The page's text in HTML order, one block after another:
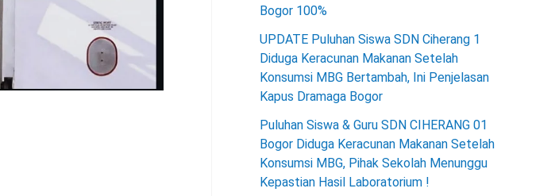
Bogor 100%
UPDATE Puluhan Siswa SDN Ciherang 1
Diduga Keracunan Makanan Setelah
Konsumsi MBG Bertambah, Ini Penjelasan
Kapus Dramaga Bogor
Puluhan Siswa & Guru SDN CIHERANG 01
Bogor Diduga Keracunan Makanan Setelah
Konsumsi MBG, Pihak Sekolah Menunggu
Kepastian Hasil Laboratorium !